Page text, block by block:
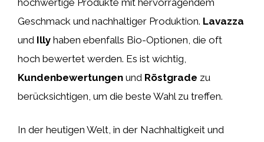
Geschmack und nachhaltiger Produktion. Lavazza
und Illy haben ebenfalls Bio-Optionen, die oft
hoch bewertet werden. Es ist wichtig,
Kundenbewertungen und Röstgrade zu
berücksichtigen, um die beste Wahl zu treffen.
In der heutigen Welt, in der Nachhaltigkeit und